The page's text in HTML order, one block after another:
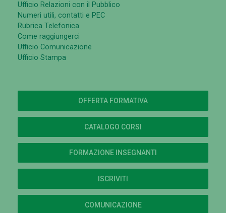
Ufficio Relazioni con il Pubblico
Numeri utili, contatti e PEC
Rubrica Telefonica
Come raggiungerci
Ufficio Comunicazione
Ufficio Stampa
OFFERTA FORMATIVA
CATALOGO CORSI
FORMAZIONE INSEGNANTI
ISCRIVITI
COMUNICAZIONE